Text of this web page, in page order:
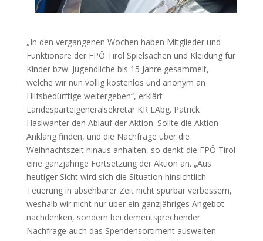
„In den vergangenen Wochen haben Mitglieder und
Funktionäre der FPÖ Tirol Spielsachen und Kleidung für
Kinder bzw. Jugendliche bis 15 Jahre gesammelt,
welche wir nun völlig kostenlos und anonym an
Hilfsbedürftige weitergeben“, erklärt
Landesparteigeneralsekretär KR LAbg. Patrick
Haslwanter den Ablauf der Aktion. Sollte die Aktion
Anklang finden, und die Nachfrage über die
Weihnachtszeit hinaus anhalten, so denkt die FPÖ Tirol
eine ganzjährige Fortsetzung der Aktion an. „Aus
heutiger Sicht wird sich die Situation hinsichtlich
Teuerung in absehbarer Zeit nicht spürbar verbessern,
weshalb wir nicht nur über ein ganzjähriges Angebot
nachdenken, sondern bei dementsprechender
Nachfrage auch das Spendensortiment ausweiten